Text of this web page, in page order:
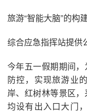
旅游“智能大脑”的构
综合应急指挥站提供
今年五一假期期间
防控，实现旅游业
岸、红树林等景区
均设有出入口大门